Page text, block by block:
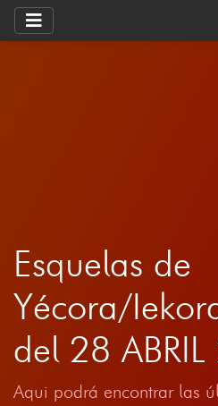
Esquelas de
Yécora/
del 28 ABRIL
Aqui podrá encontrar las